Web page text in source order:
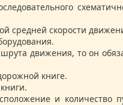
средней скорости
движения, то он
книге.
и количество